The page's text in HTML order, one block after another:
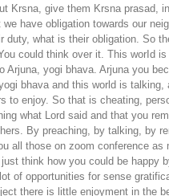
give them Krsna prasad,
have obligation towards our
what is their obligation.
could think over it. This worId
yogi bhava. Arjuna you
bhava and this world is
to enjoy. So that is cheating,
what Lord said and that you
By preaching, by talking, by
all those on zoom conference
think how you could be
of opportunities for sense
there is little enjoyment in the